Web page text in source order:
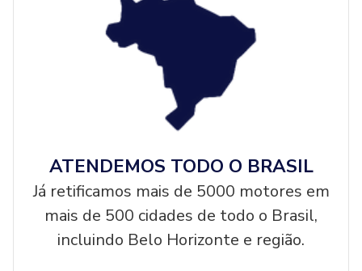
ATENDEMOS TODO O BRASIL
Já retificamos mais de 5000 motores em
mais de 500 cidades de todo o Brasil,
incluindo Belo Horizonte e região.